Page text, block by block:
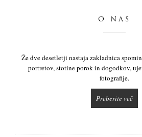
O NAS
Že dve desetletji nastaja zakladnica
portretov, stotine porok in dogodkov,
fotografije.
Preberite več